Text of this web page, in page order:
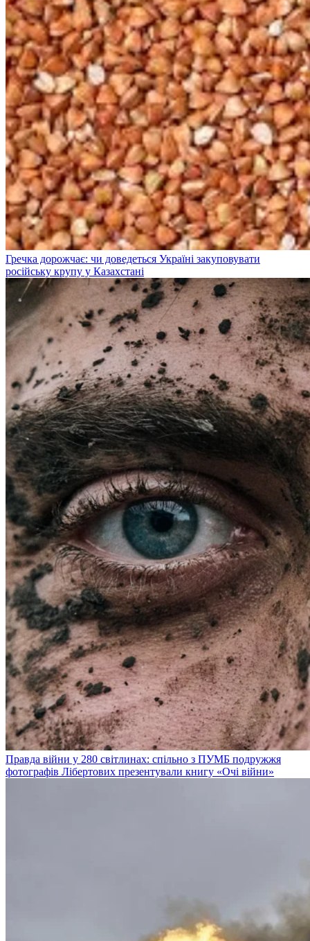
Гречка дорожчає: чи доведеться Україні закуповувати
російську крупу у Казахстані
Правда війни у 280 світлинах: спільно з ПУМБ подружжя
фотографів Лібертових презентували книгу «Очі війни»